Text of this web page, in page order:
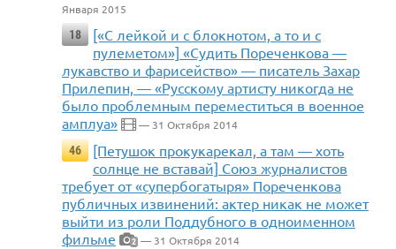
Января 2015
18
[«С лейкой и с блокнотом, а то и с
пулеметом»] «Судить Пореченкова —
лукавство и фарисейство» — писатель Захар
Прилепин, — «Русскому артисту никогда не
было проблемным переместиться в военное
амплуа»
— 31 Октября 2014
46
[Петушок прокукарекал, а там — хоть
солнце не вставай] Союз журналистов
требует от «супербогатыря» Пореченкова
публичных извинений: актер никак не может
выйти из роли Поддубного в одноименном
фильме
2 — 31 Октября 2014